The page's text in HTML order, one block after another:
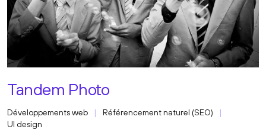
Tandem Photo
Développements web
Référencement naturel (SEO)
UI design